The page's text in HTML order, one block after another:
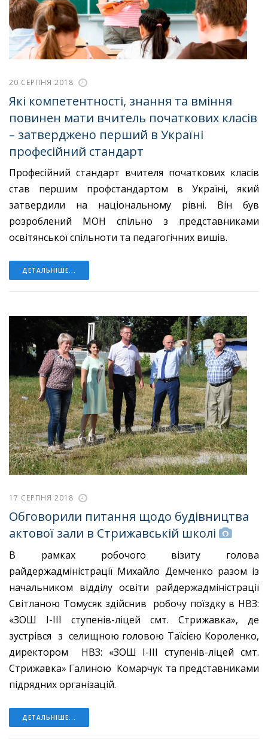
20 СЕРПНЯ 2018
Які компетентності, знання та вміння
повинен мати вчитель початкових класів
– затверджено перший в Україні
професійний стандарт
Професійний стандарт вчителя початкових класів
став першим профстандартом в Україні, який
затвердили на національному рівні. Він був
розроблений МОН спільно з представниками
освітянської спільноти та педагогічних вишів.
ДЕТАЛЬНІШЕ...
17 СЕРПНЯ 2018
Обговорили питання щодо будівництва
актової зали в Стрижавській школі
В рамках робочого візиту голова
райдержадміністрації Михайло Демченко разом із
начальником відділу освіти райдержадміністрації
Світланою Томусяк здійснив робочу поїздку в НВЗ:
«ЗОШ І-ІІІ ступенів-ліцей смт. Стрижавка», де
зустрівся з селищною головою Таїсією Короленко,
директором НВЗ: «ЗОШ І-ІІІ ступенів-ліцей смт.
Стрижавка» Галиною Комарчук та представниками
підрядних організацій.
ДЕТАЛЬНІШЕ...